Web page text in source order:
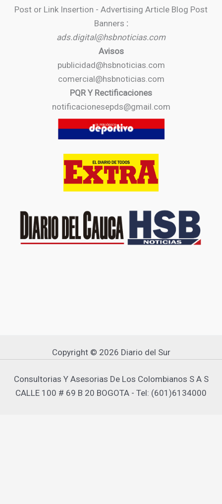
Post or Link Insertion - Advertising Article Blog Post
Banners :
ads.digital@hsbnoticias.com
Avisos
publicidad@hsbnoticias.com
comercial@hsbnoticias.com
PQR Y Rectificaciones
notificacionesepds@gmail.com
Copyright © 2026 Diario del Sur
Consultorias Y Asesorias De Los Colombianos S A S
CALLE 100 # 69 B 20 BOGOTA - Tel: (601)6134000